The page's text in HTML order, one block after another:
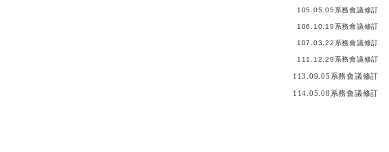
105.05.05系務會議修訂
106.10.19系務會議修訂
107.03.22系務會議修訂
111.12.29系務會議修訂
113.09.05 系務會議修訂
114.05.08 系務會議修訂